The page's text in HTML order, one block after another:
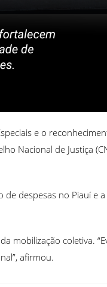
e o
Nacional de Justiça
despesas no Piauí e
mobilização coletiva.
afirmou.